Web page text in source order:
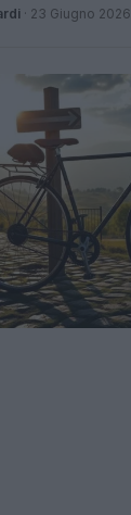
· 23 Giugno 2026